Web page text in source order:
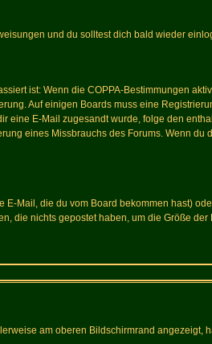
und du solltest dich bald wieder
ist: Wenn die COPPA-Bestimmungen
Auf einigen Boards muss eine
eine E-Mail zugesandt wurde, folge den
eines Missbrauchs des Forums. Wenn
Mail, die du vom Board bekommen hast)
die nichts gepostet haben, um die Größe
am oberen Bildschirmrand angezeigt,